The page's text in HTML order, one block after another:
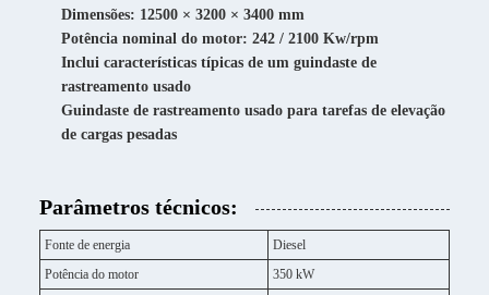
Dimensões: 12500 × 3200 × 3400 mm
Potência nominal do motor: 242 / 2100 Kw/rpm
Inclui características típicas de um guindaste de
rastreamento usado
Guindaste de rastreamento usado para tarefas de elevação
de cargas pesadas
Parâmetros técnicos:
Fonte de energia
Diesel
Potência do motor
350 kW